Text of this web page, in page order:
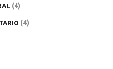
(4)
(4)